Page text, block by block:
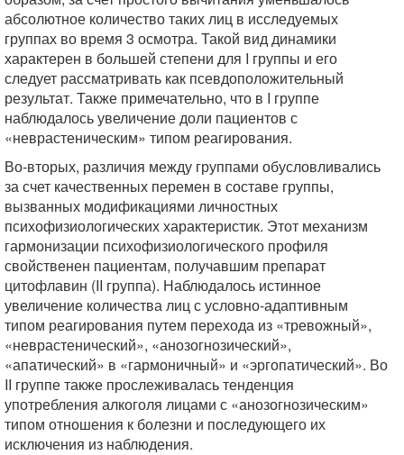
абсолютное количество таких лиц в исследуемых
группах во время 3 осмотра. Такой вид динамики
характерен в большей степени для I группы и его
следует рассматривать как псевдоположительный
результат. Также примечательно, что в I группе
наблюдалось увеличение доли пациентов с
«неврастеническим» типом реагирования.
Во-вторых, различия между группами обусловливались
за счет качественных перемен в составе группы,
вызванных модификациями личностных
психофизиологических характеристик. Этот механизм
гармонизации психофизиологического профиля
свойственен пациентам, получавшим препарат
цитофлавин (II группа). Наблюдалось истинное
увеличение количества лиц с условно-адаптивным
типом реагирования путем перехода из «тревожный»,
«неврастенический», «анозогнозический»,
«апатический» в «гармоничный» и «эргопатический». Во
II группе также прослеживалась тенденция
употребления алкоголя лицами с «анозогнозическим»
типом отношения к болезни и последующего их
исключения из наблюдения.